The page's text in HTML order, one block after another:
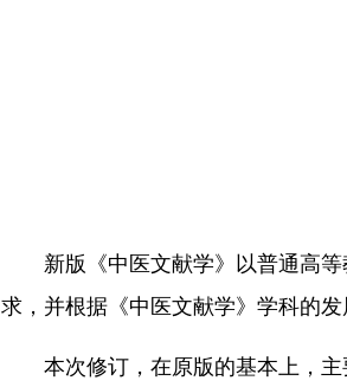
新版《中医文献学》以普通高等
求，并根据《中医文献学》学科的
本次修订，在原版的基本上，